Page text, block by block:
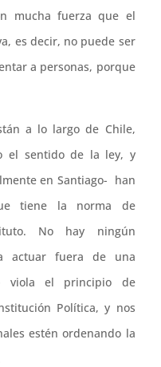
mucha fuerza que el
es decir, no puede ser
a personas, porque
a lo largo de Chile,
el sentido de la ley, y
en Santiago- han
tiene la norma de
No hay ningún
actuar fuera de una
viola el principio de
Política, y nos
estén ordenando la